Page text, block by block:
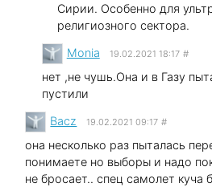
Сирии. Особенно для
религиозного сектора.
Monia 19.02.2021 18:17 #
нет ,не чушь.Она и в Газу
пустили
Bacz 19.02.2021 09:17 #
она несколько раз пыталась
понимаете но выборы и надо
не бросает.. спец самолет куча